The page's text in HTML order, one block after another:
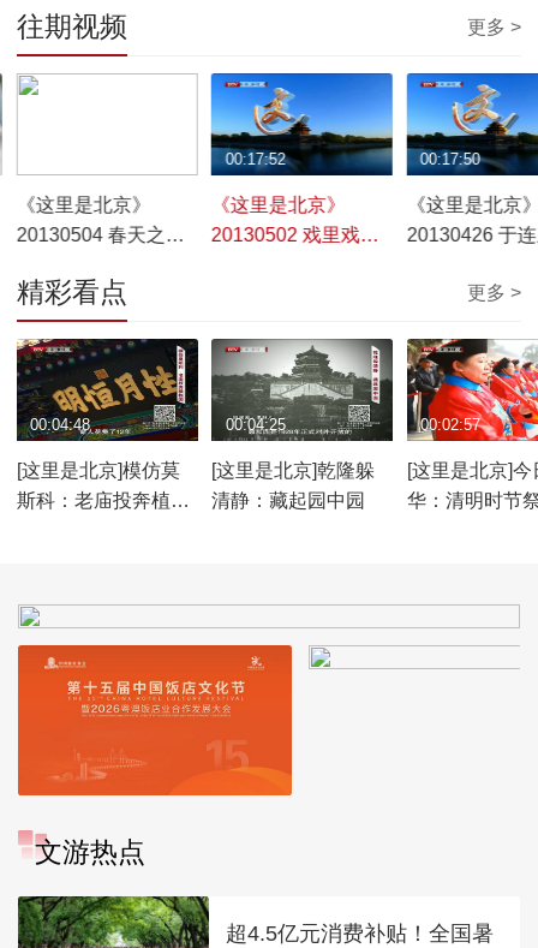
往期视频 更多 >
《这里是北京》
20130504 春天之旅
《这里是北京》
20130502 戏里戏外
00:17:52
《这里是北京
20130426 于连
00:17:50
精彩看点 更多 >
[这里是北京]模仿莫
斯科：老庙投奔植物
00:04:48
[这里是北京]乾隆躲
清静：藏起园中园
00:04:25
[这里是北京]今
华：清明时节
00:02:57
文游热点
超4.5亿元消费补贴！全国暑